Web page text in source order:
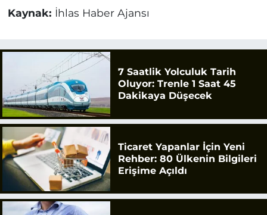
Kaynak: İhlas Haber Ajansı
7 Saatlik Yolculuk Tarih
Oluyor: Trenle 1 Saat 45
Dakikaya Düşecek
Ticaret Yapanlar İçin Yeni
Rehber: 80 Ülkenin Bilgileri
Erişime Açıldı